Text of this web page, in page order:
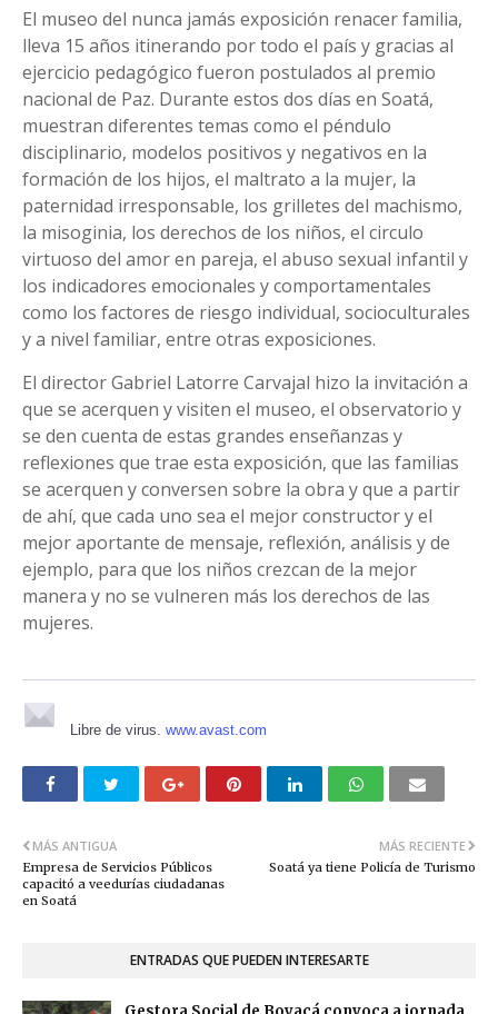
El museo del nunca jamás exposición renacer familia,
lleva 15 años itinerando por todo el país y gracias al
ejercicio pedagógico fueron postulados al premio
nacional de Paz. Durante estos dos días en Soatá,
muestran diferentes temas como el péndulo
disciplinario, modelos positivos y negativos en la
formación de los hijos, el maltrato a la mujer, la
paternidad irresponsable, los grilletes del machismo,
la misoginia, los derechos de los niños, el circulo
virtuoso del amor en pareja, el abuso sexual infantil y
los indicadores emocionales y comportamentales
como los factores de riesgo individual, socioculturales
y a nivel familiar, entre otras exposiciones.
El director Gabriel Latorre Carvajal hizo la invitación a
que se acerquen y visiten el museo, el observatorio y
se den cuenta de estas grandes enseñanzas y
reflexiones que trae esta exposición, que las familias
se acerquen y conversen sobre la obra y que a partir
de ahí, que cada uno sea el mejor constructor y el
mejor aportante de mensaje, reflexión, análisis y de
ejemplo, para que los niños crezcan de la mejor
manera y no se vulneren más los derechos de las
mujeres.
Libre de virus. www.avast.com
MÁS RECIENTE
Soatá ya tiene Policía de Turismo
MÁS ANTIGUA
Empresa de Servicios Públicos
capacitó a veedurías ciudadanas
en Soatá
ENTRADAS QUE PUEDEN INTERESARTE